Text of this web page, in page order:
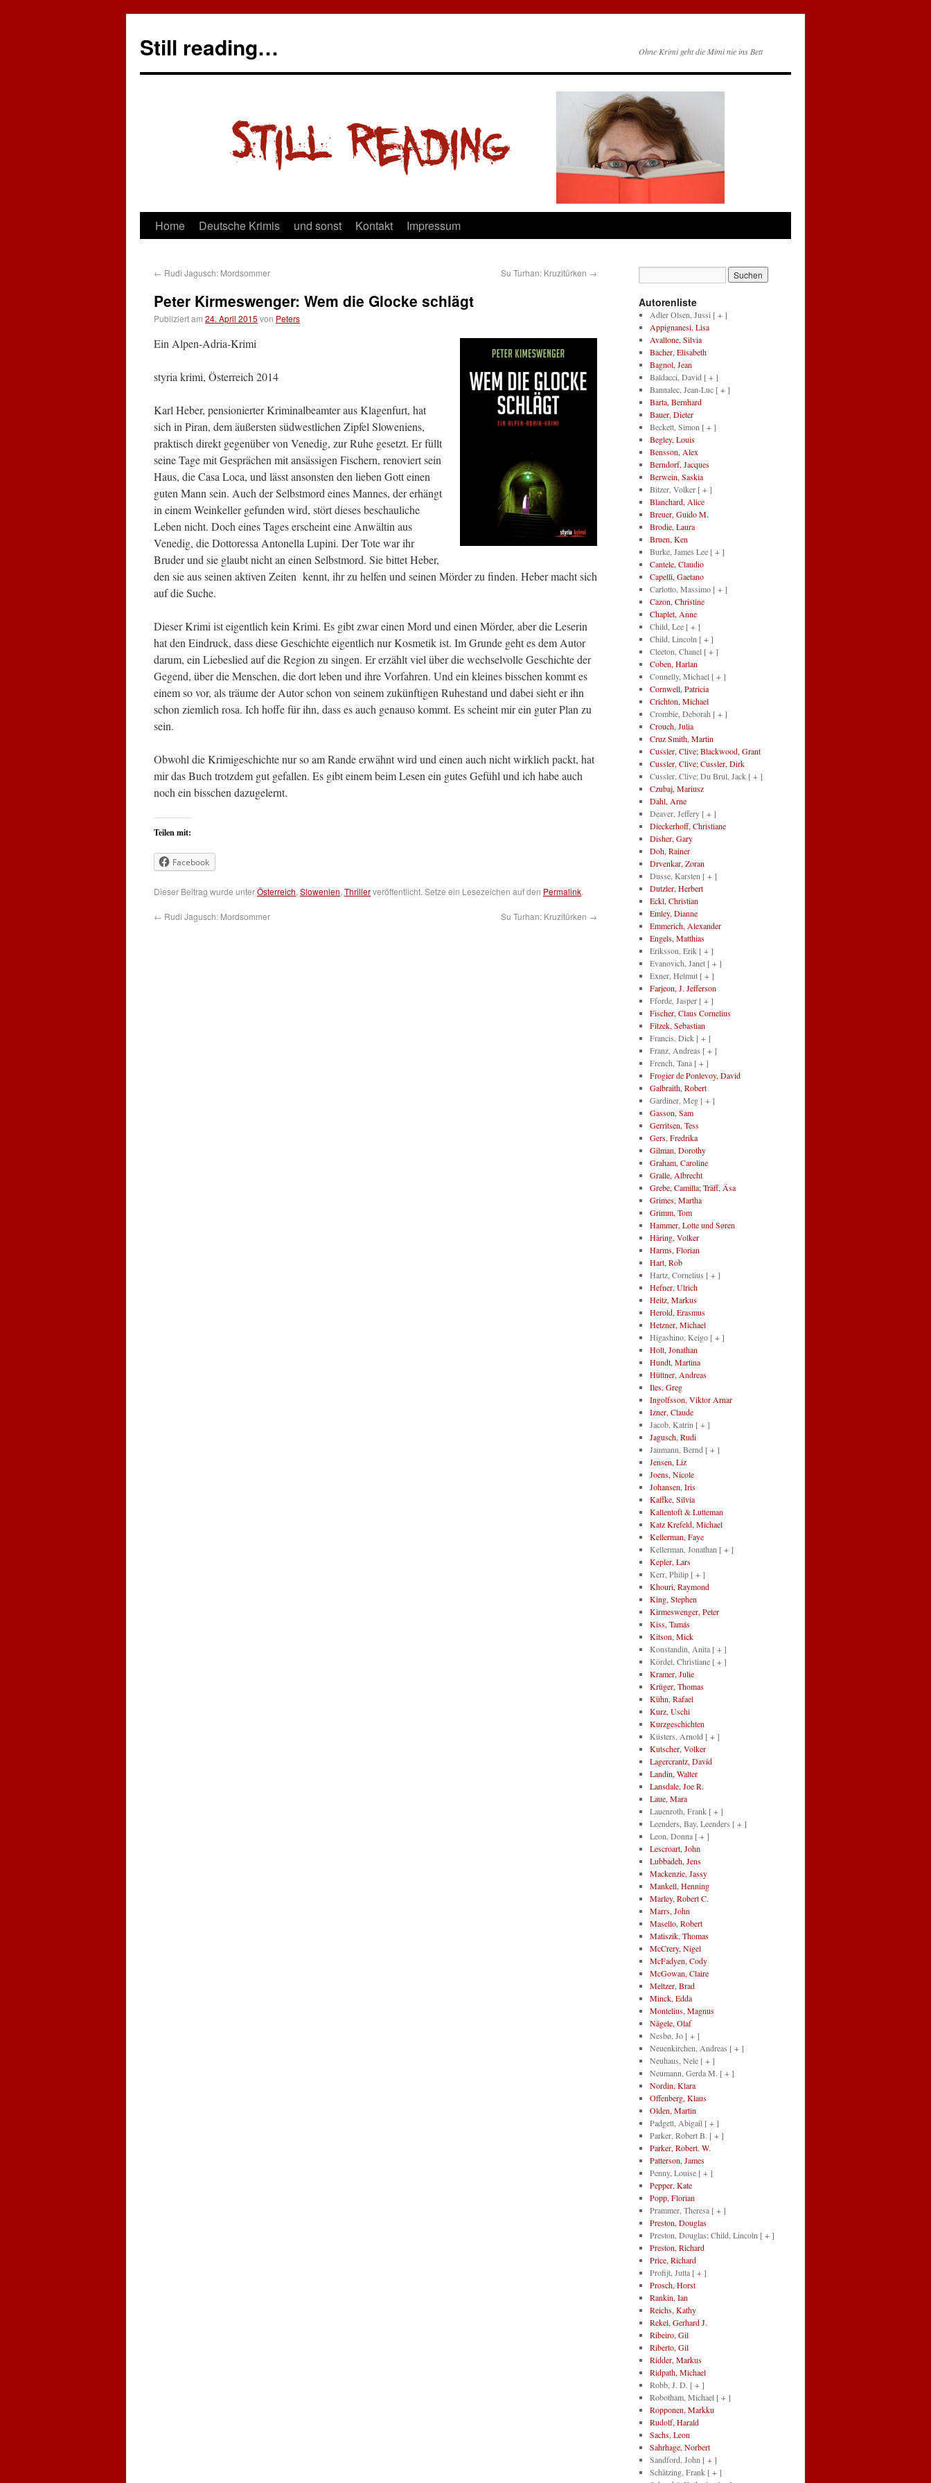
Still reading… Ohne Krimi geht die Mimi nie ins Bett
Home Deutsche Krimis und sonst Kontakt Impressum
← Rudi Jagusch: Mordsommer Su Turhan: Kruzitürken →
Peter Kirmeswenger: Wem die Glocke schlägt
Publiziert am 24. April 2015 von Peters
Ein Alpen-Adria-Krimi
styria krimi, Österreich 2014
Karl Heber, pensionierter Kriminalbeamter aus Klagenfurt, hat
sich in Piran, dem äußersten südwestlichen Zipfel Sloweniens,
praktisch direkt gegenüber von Venedig, zur Ruhe gesetzt. Er füllt
seine Tage mit Gesprächen mit ansässigen Fischern, renoviert sein
Haus, die Casa Loca, und lässt ansonsten den lieben Gott einen
guten Mann sein. Auch der Selbstmord eines Mannes, der erhängt
in einem Weinkeller gefunden wird, stört dieses beschauliche
Leben nicht. Doch eines Tages erscheint eine Anwältin aus
Venedig, die Dottoressa Antonella Lupini. Der Tote war ihr
Bruder und sie glaubt nicht an einen Selbstmord. Sie bittet Heber,
den sie aus seinen aktiven Zeiten kennt, ihr zu helfen und seinen Mörder zu finden. Heber macht sich
auf die Suche.
Dieser Krimi ist eigentlich kein Krimi. Es gibt zwar einen Mord und einen Mörder, aber die Leserin
hat den Eindruck, dass diese Geschichte eigentlich nur Kosmetik ist. Im Grunde geht es dem Autor
darum, ein Liebeslied auf die Region zu singen. Er erzählt viel über die wechselvolle Geschichte der
Gegend, über die Menschen, die dort leben und ihre Vorfahren. Und ein kleines bisschen kommt es
einem so vor, als träume der Autor schon von seinem zukünftigen Ruhestand und dabei sieht er ihn
schon ziemlich rosa. Ich hoffe für ihn, dass es auch genauso kommt. Es scheint mir ein guter Plan zu
sein.
Obwohl die Krimigeschichte nur so am Rande erwähnt wird und einen auch nicht wirklich packt, hat
mir das Buch trotzdem gut gefallen. Es gibt einem beim Lesen ein gutes Gefühl und ich habe auch
noch ein bisschen dazugelernt.
Teilen mit:
Facebook
Dieser Beitrag wurde unterÖsterreich, Slowenien, Thrillerveröffentlicht. Setze ein Lesezeichen auf den Permalink.
← Rudi Jagusch: Mordsommer Su Turhan: Kruzitürken →
Autorenliste
Adler Olsen, Jussi [ + ]
Appignanesi, Lisa
Avallone, Silvia
Bacher, Elisabeth
Bagnol, Jean
Baldacci, David [ + ]
Bannalec, Jean-Luc [ + ]
Barta, Bernhard
Bauer, Dieter
Beckett, Simon [ + ]
Begley, Louis
Bensson, Alex
Berndorf, Jacques
Berwein, Saskia
Bitzer, Volker [ + ]
Blanchard, Alice
Breuer, Guido M.
Brodie, Laura
Bruen, Ken
Burke, James Lee [ + ]
Cantele, Claudio
Capelli, Gaetano
Carlotto, Massimo [ + ]
Cazon, Christine
Chaplet, Anne
Child, Lee [ + ]
Child, Lincoln [ + ]
Cleeton, Chanel [ + ]
Coben, Harlan
Connelly, Michael [ + ]
Cornwell, Patricia
Crichton, Michael
Crombie, Deborah [ + ]
Crouch, Julia
Cruz Smith, Martin
Cussler, Clive; Blackwood, Grant
Cussler, Clive; Cussler, Dirk
Cussler, Clive; Du Brul, Jack [ + ]
Czubaj, Mariusz
Dahl, Arne
Deaver, Jeffery [ + ]
Dieckerhoff, Christiane
Disher, Gary
Doh, Rainer
Drvenkar, Zoran
Dusse, Karsten [ + ]
Dutzler, Herbert
Eckl, Christian
Emley, Dianne
Emmerich, Alexander
Engels, Matthias
Eriksson, Erik [ + ]
Evanovich, Janet [ + ]
Exner, Helmut [ + ]
Farjeon, J. Jefferson
Fforde, Jasper [ + ]
Fischer, Claus Cornelius
Fitzek, Sebastian
Francis, Dick [ + ]
Franz, Andreas [ + ]
French, Tana [ + ]
Frogier de Ponlevoy, David
Galbraith, Robert
Gardiner, Meg [ + ]
Gasson, Sam
Gerritsen, Tess
Gers, Fredrika
Gilman, Dorothy
Graham, Caroline
Gralle, Albrecht
Grebe, Camilla; Träff, Äsa
Grimes, Martha
Grimm, Tom
Hammer, Lotte und Søren
Häring, Volker
Harms, Florian
Hart, Rob
Hartz, Cornelius [ + ]
Hefner, Ulrich
Heitz, Markus
Herold, Erasmus
Hetzner, Michael
Higashino, Keigo [ + ]
Holt, Jonathan
Hundt, Martina
Hüttner, Andreas
Iles, Greg
Ingolfsson, Viktor Arnar
Izner, Claude
Jacob, Katrin [ + ]
Jagusch, Rudi
Jaumann, Bernd [ + ]
Jensen, Liz
Joens, Nicole
Johansen, Iris
Kaffke, Silvia
Kallentoft & Lutteman
Katz Krefeld, Michael
Kellerman, Faye
Kellerman, Jonathan [ + ]
Kepler, Lars
Kerr, Philip [ + ]
Khouri, Raymond
King, Stephen
Kirmeswenger, Peter
Kiss, Tamás
Kitson, Mick
Konstandin, Anita [ + ]
Kördel, Christiane [ + ]
Kramer, Julie
Krüger, Thomas
Kühn, Rafael
Kurz, Uschi
Kurzgeschichten
Küsters, Arnold [ + ]
Kutscher, Volker
Lagercrantz, David
Landin, Walter
Lansdale, Joe R.
Laue, Mara
Lauenroth, Frank [ + ]
Leenders, Bay, Leenders [ + ]
Leon, Donna [ + ]
Lescroart, John
Lubbadeh, Jens
Mackenzie, Jassy
Mankell, Henning
Marley, Robert C.
Marrs, John
Masello, Robert
Matiszik, Thomas
McCrery, Nigel
McFadyen, Cody
McGowan, Claire
Meltzer, Brad
Minck, Edda
Montelius, Magnus
Nägele, Olaf
Nesbø, Jo [ + ]
Neuenkirchen, Andreas [ + ]
Neuhaus, Nele [ + ]
Neumann, Gerda M. [ + ]
Nordin, Klara
Offenberg, Klaus
Olden, Martin
Padgett, Abigail [ + ]
Parker, Robert B. [ + ]
Parker, Robert. W.
Patterson, James
Penny, Louise [ + ]
Pepper, Kate
Popp, Florian
Prammer, Theresa [ + ]
Preston, Douglas
Preston, Douglas; Child, Lincoln [ + ]
Preston, Richard
Price, Richard
Profijt, Jutta [ + ]
Prosch, Horst
Rankin, Ian
Reichs, Kathy
Rekel, Gerhard J.
Ribeiro, Gil
Riberto, Gil
Ridder, Markus
Ridpath, Michael
Robb, J. D. [ + ]
Robotham, Michael [ + ]
Ropponen, Markku
Rudolf, Harald
Sachs, Leon
Sahrhage, Norbert
Sandford, John [ + ]
Schätzing, Frank [ + ]